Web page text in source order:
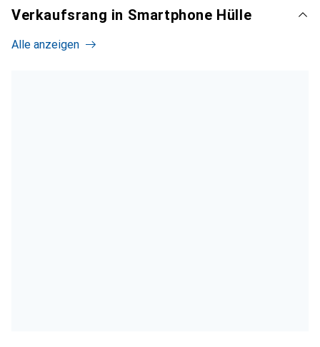
Verkaufsrang in Smartphone Hülle
Alle anzeigen